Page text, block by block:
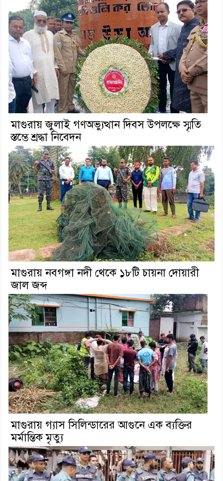
মাগুরায় জুলাই গণঅভ্যুত্থান দিবস উপলক্ষে স্মৃতি
স্তম্ভে শ্রদ্ধা নিবেদন
মাগুরায় নবগঙ্গা নদী থেকে ১৮টি চায়না দোয়ারী
জাল জব্দ
মাগুরায় গ্যাস সিলিন্ডারের আগুনে এক ব্যক্তির
মর্মান্তিক মৃত্যু